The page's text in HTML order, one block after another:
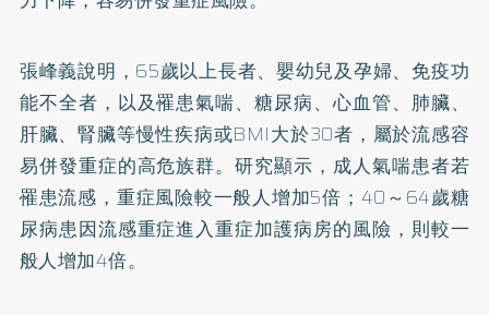
張峰義說明，65歲以上長者、嬰幼兒及孕婦、免疫功
能不全者，以及罹患氣喘、糖尿病、心血管、肺臟、
肝臟、腎臟等慢性疾病或BMI大於30者，屬於流感容
易併發重症的高危族群。研究顯示，成人氣喘患者若
罹患流感，重症風險較一般人增加5倍；40～64歲糖
尿病患因流感重症進入重症加護病房的風險，則較一
般人增加4倍。